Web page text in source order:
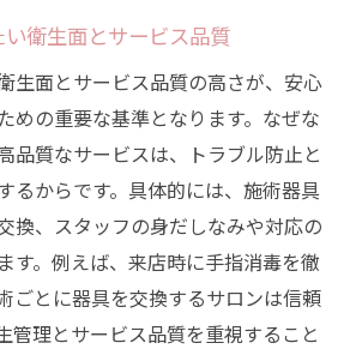
衛生面とサービス品質
生面とサービス品質の高さが、安心
めの重要な基準となります。なぜな
品質なサービスは、トラブル防止と
るからです。具体的には、施術器具
換、スタッフの身だしなみや対応の
す。例えば、来店時に手指消毒を徹
ごとに器具を交換するサロンは信頼
管理とサービス品質を重視すること